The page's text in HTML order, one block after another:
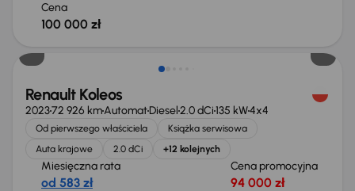
Cena
100 000 zł
Renault Koleos
202372 926 kmAutomatDiesel2.0 dCi135 kW4x4
Od pierwszego właściciela
Książka serwisowa
Auta krajowe
2.0 dCi +12 kolejnych
Miesięczna rata
od 583 zł
Cena promocyjna
94 000 zł